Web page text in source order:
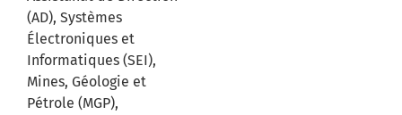
(AD), Systèmes
Électroniques et
Informatiques (SEI),
Mines, Géologie et
Pétrole (MGP),